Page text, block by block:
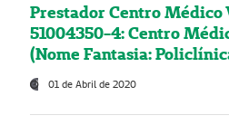
Prestador Centro Médico
51004350-4: Centro
(Nome Fantasia:
01 de Abril de 2020